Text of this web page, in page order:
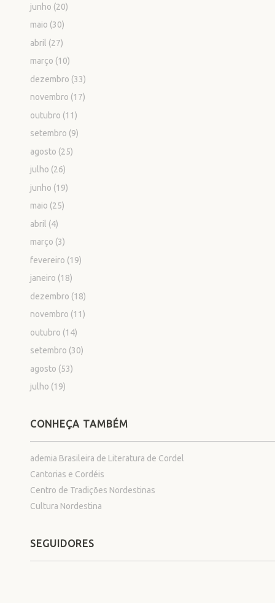
junho (20)
maio (30)
abril (27)
março (10)
dezembro (33)
novembro (17)
outubro (11)
setembro (9)
agosto (25)
julho (26)
junho (19)
maio (25)
abril (4)
março (3)
fevereiro (19)
janeiro (18)
dezembro (18)
novembro (11)
outubro (14)
setembro (30)
agosto (53)
julho (19)
CONHEÇA TAMBÉM
ademia Brasileira de Literatura de Cordel
Cantorias e Cordéis
Centro de Tradições Nordestinas
Cultura Nordestina
SEGUIDORES